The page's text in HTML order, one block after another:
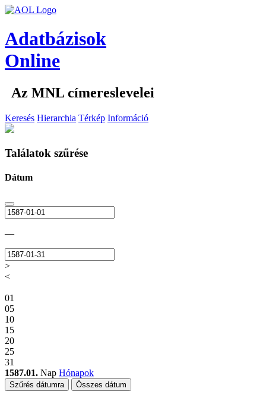
Adatbázisok
Online
Az MNL címereslevelei
Keresés Hierarchia Térkép Információ
Találatok szűrése
Dátum
—
>
<
01
05
10
15
20
25
31
1587.01. Nap Hónapok
Szűrés dátumra Összes dátum